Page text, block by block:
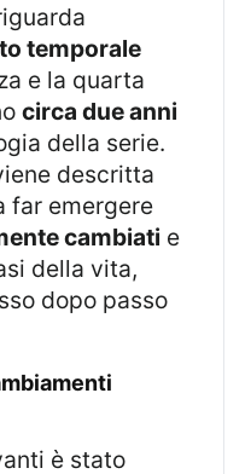
temporale
e la quarta
circa due anni
della serie.
descritta
far emergere
cambiati e
della vita,
dopo passo